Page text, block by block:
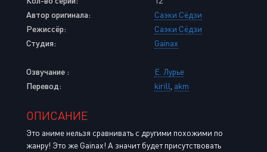
Автор оригинала:
Саэки Сёдзи
Режиссёр:
Саэки Сёдзи
Студия:
Gainax
Озвучание :
Е. Лурье
Перевод:
kirill akm
ОПИСАНИЕ
Это аниме нельзя сравнивать с другими похожими по
жанру! Это же Gainax! А значит будет присутствовать